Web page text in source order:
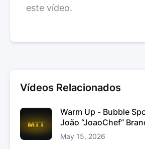
este vídeo.
Vídeos Relacionados
Warm Up - Bubble
João “JoaoChef“
May 15, 2026